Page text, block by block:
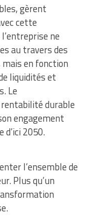
gèrent
cette
ne
au travers des
en fonction
liquidités et
Le
durable
engagement
d’ici 2050.
l’ensemble de
Plus qu’un